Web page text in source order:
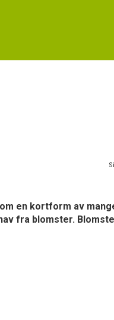
en kortform av
fra blomster.